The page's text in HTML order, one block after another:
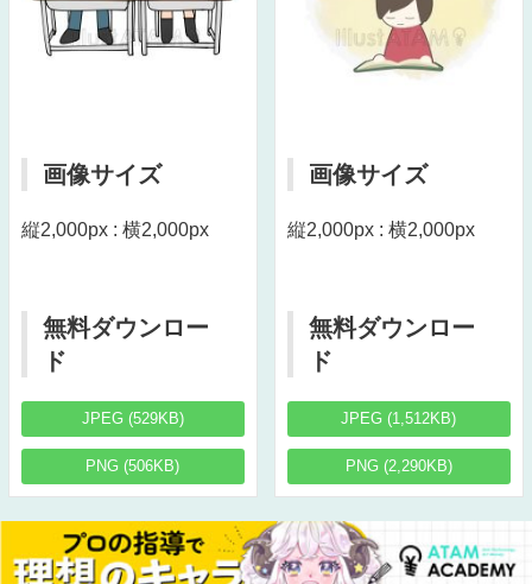
画像サイズ
縦2,000px : 横2,000px
無料ダウンロー
ド
JPEG (529KB)
PNG (506KB)
画像サイズ
縦2,000px : 横2,000px
無料ダウンロー
ド
JPEG (1,512KB)
PNG (2,290KB)